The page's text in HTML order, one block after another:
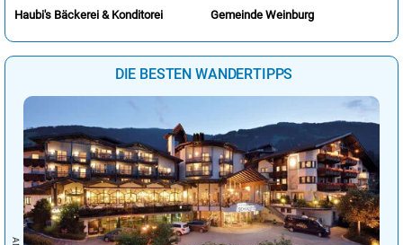
Haubi's Bäckerei & Konditorei Gemeinde Weinburg
DIE BESTEN WANDERTIPPS